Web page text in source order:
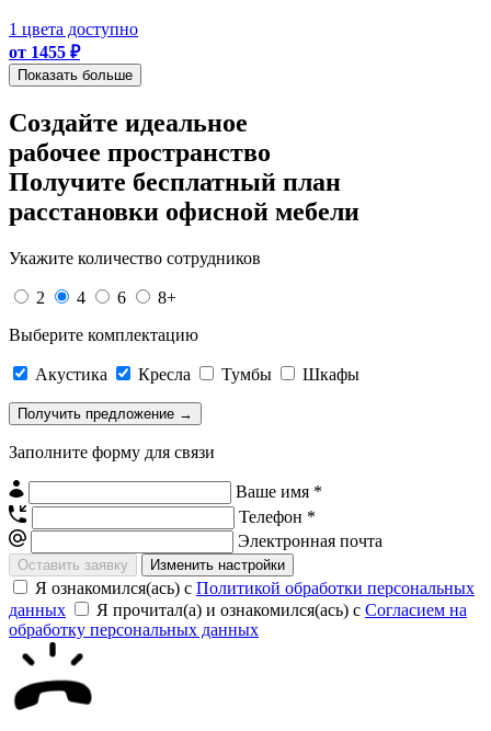
1 цвета доступно
от 1455 ₽
Показать больше
Создайте идеальное
рабочее пространство
Получите бесплатный план
расстановки офисной мебели
Укажите количество сотрудников
2 4 6
8+
Выберите комплектацию
Акустика Кресла Тумбы Шкафы
Заполните форму для связи
Ваше имя *
Телефон *
Электронная почта
Изменить настройки
Я ознакомился(ась) с Политикой обработки персональных
данных
Я прочитал(а) и ознакомился(ась) с Согласием на
обработку персональных данных